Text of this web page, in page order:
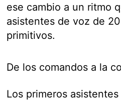
ese cambio a un ritmo
asistentes de voz de
primitivos.
De los comandos a la
Los primeros